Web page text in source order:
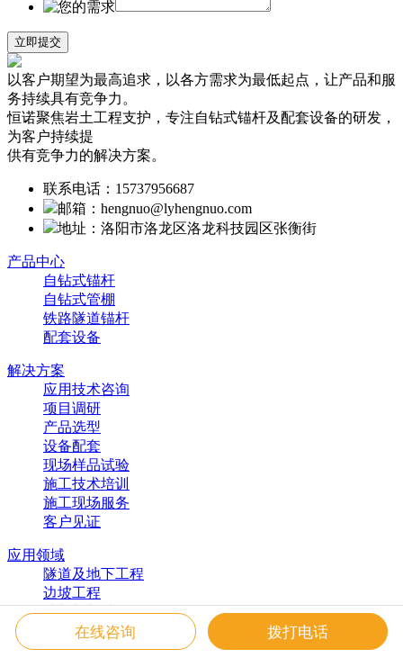
以客户期望为最高追求，以各方需求为最低起点，让产品和服
务持续具有竞争力。
恒诺聚焦岩土工程支护，专注自钻式锚杆及配套设备的研发，
为客户持续提
供有竞争力的解决方案。
联系电话：15737956687
邮箱：hengnuo@lyhengnuo.com
地址：洛阳市洛龙区洛龙科技园区张衡街
产品中心
自钻式锚杆
自钻式管棚
铁路隧道锚杆
配套设备
解决方案
应用技术咨询
项目调研
产品选型
设备配套
现场样品试验
施工技术培训
施工现场服务
客户见证
应用领域
隧道及地下工程
边坡工程
地基与基础工程
在线咨询 拨打电话